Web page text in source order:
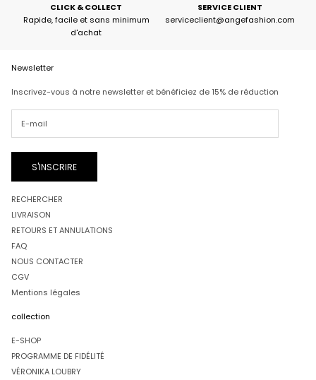
CLICK & COLLECT
Rapide, facile et sans minimum
d'achat
SERVICE CLIENT
serviceclient@angefashion.com
Newsletter
Inscrivez-vous à notre newsletter et bénéficiez de 15% de réduction
S'INSCRIRE
RECHERCHER
LIVRAISON
RETOURS ET ANNULATIONS
FAQ
NOUS CONTACTER
CGV
Mentions légales
collection
E-SHOP
PROGRAMME DE FIDÉLITÉ
VÉRONIKA LOUBRY